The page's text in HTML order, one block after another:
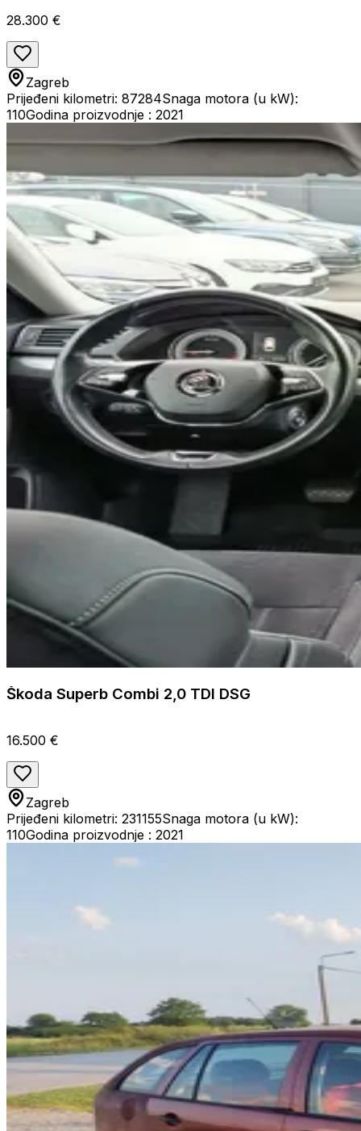
28.300 €
Zagreb
Prijeđeni kilometri: 87284Snaga motora (u kW):
110Godina proizvodnje : 2021
Škoda Superb Combi 2,0 TDI DSG
16.500 €
Zagreb
Prijeđeni kilometri: 231155Snaga motora (u kW):
110Godina proizvodnje : 2021